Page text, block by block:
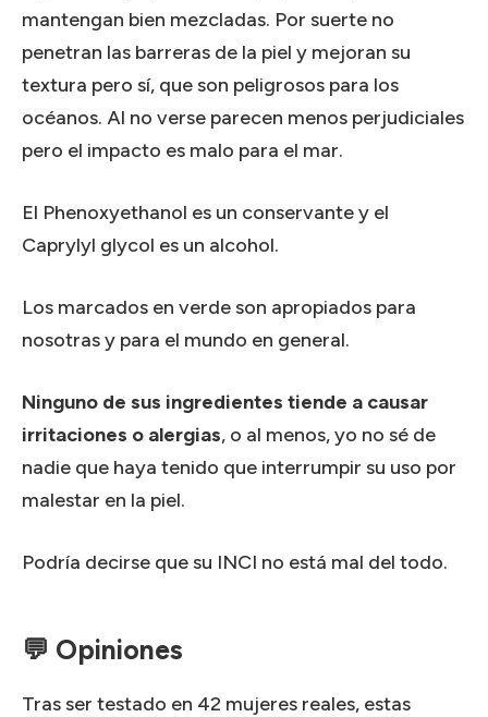
mantengan bien mezcladas. Por suerte no
penetran las barreras de la piel y mejoran su
textura pero sí, que son peligrosos para los
océanos. Al no verse parecen menos perjudiciales
pero el impacto es malo para el mar.
El Phenoxyethanol es un conservante y el
Caprylyl glycol es un alcohol.
Los marcados en verde son apropiados para
nosotras y para el mundo en general.
Ninguno de sus ingredientes tiende a causar
irritaciones o alergias, o al menos, yo no sé de
nadie que haya tenido que interrumpir su uso por
malestar en la piel.
Podría decirse que su INCI no está mal del todo.
💬 Opiniones
Tras ser testado en 42 mujeres reales, estas